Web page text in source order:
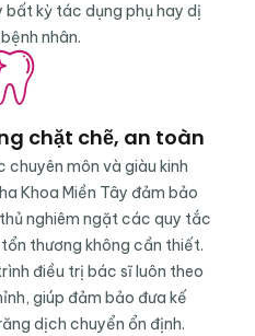
bất kỳ tác dụng phụ hay dị
nhân.
chặt chẽ, an toàn
chuyên môn và giàu kinh
Khoa Miền Tây đảm bảo
nghiêm ngặt các quy tắc
thương không cần thiết.
điều trị bác sĩ luôn theo
giúp đảm bảo đưa kế
dịch chuyển ổn định.